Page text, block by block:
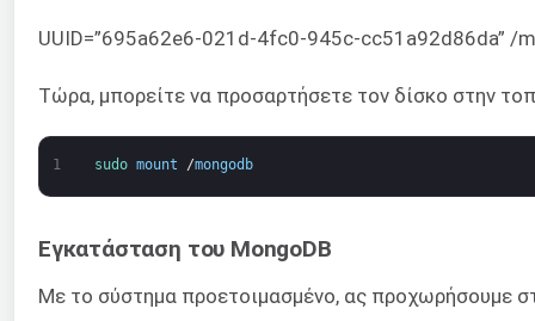
UUID=”695a62e6-021d-4fc0-945c-cc51a92d86da” /
Τώρα, μπορείτε να προσαρτήσετε τον δίσκο στην
1 sudo mount /mongodb
Εγκατάσταση του MongoDB
Με το σύστημα προετοιμασμένο, ας προχωρήσουμε